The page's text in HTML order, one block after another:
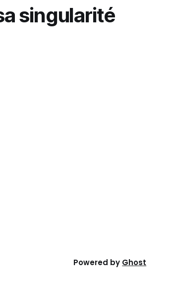
singularité
Powered by Ghost